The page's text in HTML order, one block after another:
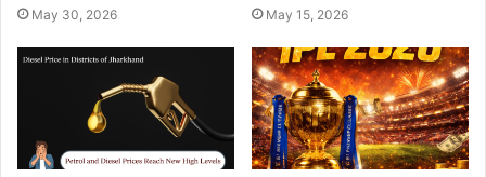
May 30, 2026 May 15, 2026